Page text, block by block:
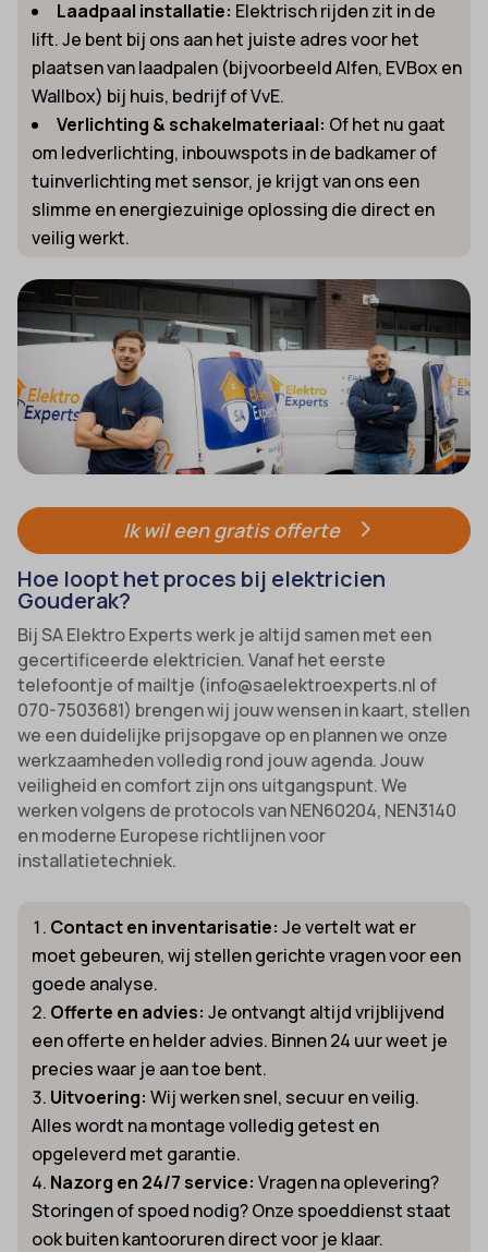
Laadpaal installatie: Elektrisch rijden zit in de
lift. Je bent bij ons aan het juiste adres voor het
plaatsen van laadpalen (bijvoorbeeld Alfen, EVBox en
Wallbox) bij huis, bedrijf of VvE.
Verlichting & schakelmateriaal: Of het nu gaat
om ledverlichting, inbouwspots in de badkamer of
tuinverlichting met sensor, je krijgt van ons een
slimme en energiezuinige oplossing die direct en
veilig werkt.
Ik wil een gratis offerte
Hoe loopt het proces bij elektricien
Gouderak?
Bij SA Elektro Experts werk je altijd samen met een
gecertificeerde elektricien. Vanaf het eerste
telefoontje of mailtje (info@saelektroexperts.nl of
070-7503681) brengen wij jouw wensen in kaart, stellen
we een duidelijke prijsopgave op en plannen we onze
werkzaamheden volledig rond jouw agenda. Jouw
veiligheid en comfort zijn ons uitgangspunt. We
werken volgens de protocols van NEN60204, NEN3140
en moderne Europese richtlijnen voor
installatietechniek.
Contact en inventarisatie: Je vertelt wat er
moet gebeuren, wij stellen gerichte vragen voor een
goede analyse.
Offerte en advies: Je ontvangt altijd vrijblijvend
een offerte en helder advies. Binnen 24 uur weet je
precies waar je aan toe bent.
Uitvoering: Wij werken snel, secuur en veilig.
Alles wordt na montage volledig getest en
opgeleverd met garantie.
Nazorg en 24/7 service: Vragen na oplevering?
Storingen of spoed nodig? Onze spoeddienst staat
ook buiten kantooruren direct voor je klaar.